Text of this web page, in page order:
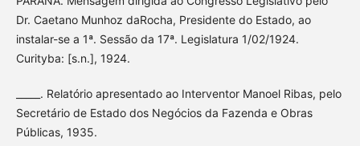
Dr. Caetano Munhoz daRocha, Presidente do Estado, ao
instalar-se a 1ª. Sessão da 17ª. Legislatura 1/02/1924.
Curityba: [s.n.], 1924.
_____. Relatório apresentado ao Interventor Manoel Ribas, pelo
Secretário de Estado dos Negócios da Fazenda e Obras
Públicas, 1935.